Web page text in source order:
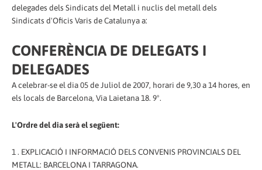
delegades dels Sindicats del Metall i nuclis del metall dels
Sindicats d'Oficis Varis de Catalunya a:
CONFERÈNCIA DE DELEGATS I
DELEGADES
A celebrar-se el dia 05 de Juliol de 2007, horari de 9,30 a 14 hores, en
els locals de Barcelona, Via Laietana 18. 9º.
L'Ordre del dia serà el següent:
1 . EXPLICACIÓ I INFORMACIÓ DELS CONVENIS PROVINCIALS DEL
METALL: BARCELONA I TARRAGONA.